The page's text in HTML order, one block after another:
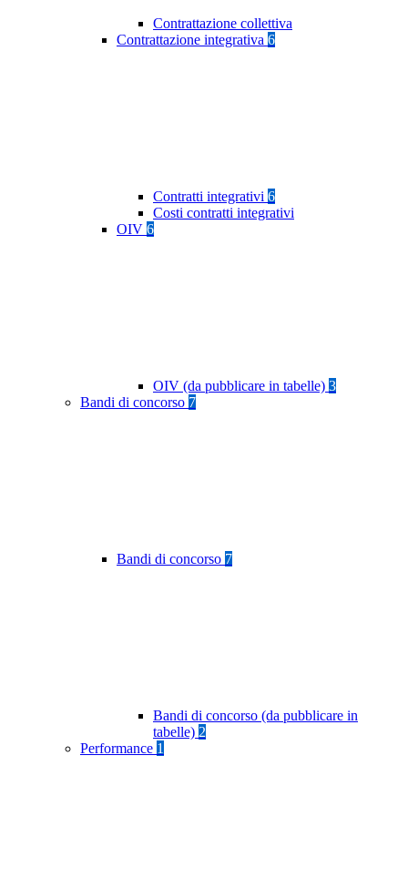
Contrattazione collettiva
Contrattazione integrativa 6
Contratti integrativi 6
Costi contratti integrativi
OIV 6
OIV (da pubblicare in tabelle) 3
Bandi di concorso 7
Bandi di concorso 7
Bandi di concorso (da pubblicare in
tabelle) 2
Performance 1